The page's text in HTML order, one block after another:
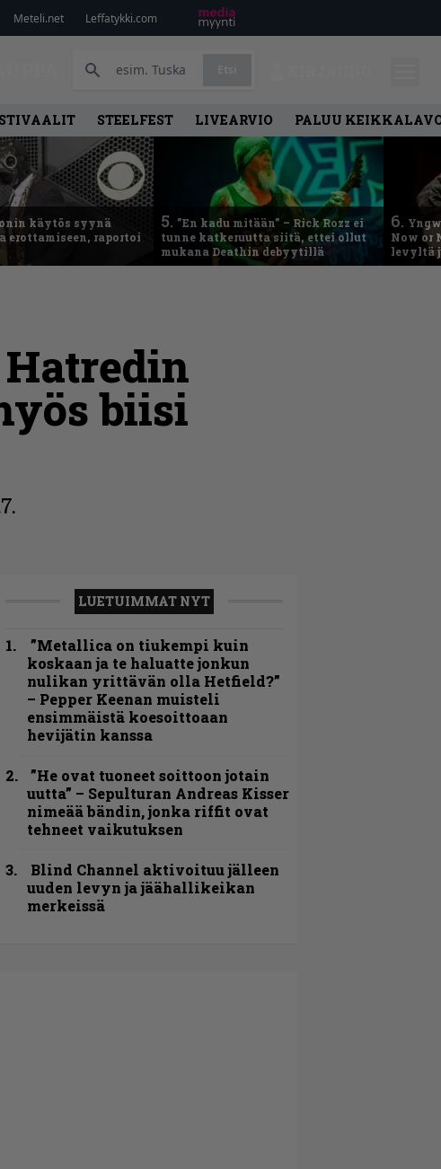
Meteli.net Leffatykki.com
STEELFEST LIVEARVIO PALUU
käytös syynä
erottamiseen, raportoi
5. ”En kadu mitään” – Rick Rozz ei
tunne katkeruutta siitä, ettei ollut
mukana Deathin debyytillä
6.
Now or
levyltä
biisi
LUETUIMMAT NYT
”Metallica on tiukempi kuin
koskaan ja te haluatte jonkun
nulikan yrittävän olla Hetfield?”
– Pepper Keenan muisteli
ensimmäistä koesoittoaan
hevijätin kanssa
”He ovat tuoneet soittoon jotain
uutta” – Sepulturan Andreas Kisser
nimeää bändin, jonka riffit ovat
tehneet vaikutuksen
Blind Channel aktivoituu jälleen
uuden levyn ja jäähallikeikan
merkeissä